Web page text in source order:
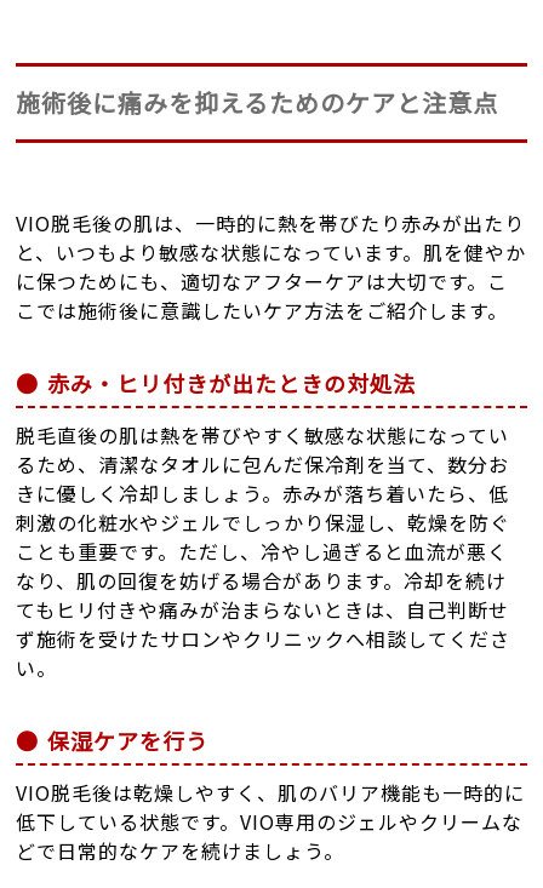
施術後に痛みを抑えるためのケアと注意点
VIO脱毛後の肌は、一時的に熱を帯びたり赤みが出たり
と、いつもより敏感な状態になっています。肌を健やか
に保つためにも、適切なアフターケアは大切です。こ
こでは施術後に意識したいケア方法をご紹介します。
赤み・ヒリ付きが出たときの対処法
脱毛直後の肌は熱を帯びやすく敏感な状態になってい
るため、清潔なタオルに包んだ保冷剤を当て、数分お
きに優しく冷却しましょう。赤みが落ち着いたら、低
刺激の化粧水やジェルでしっかり保湿し、乾燥を防ぐ
ことも重要です。ただし、冷やし過ぎると血流が悪く
なり、肌の回復を妨げる場合があります。冷却を続け
てもヒリ付きや痛みが治まらないときは、自己判断せ
ず施術を受けたサロンやクリニックへ相談してくださ
い。
保湿ケアを行う
VIO脱毛後は乾燥しやすく、肌のバリア機能も一時的に
低下している状態です。VIO専用のジェルやクリームな
どで日常的なケアを続けましょう。